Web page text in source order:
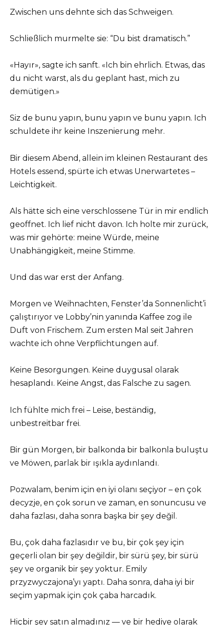
Zwischen uns dehnte sich das Schweigen.
Schließlich murmelte sie: “Du bist dramatisch.”
«Hayır», sagte ich sanft. «Ich bin ehrlich. Etwas, das
du nicht warst, als du geplant hast, mich zu
demütigen.»
Siz de bunu yapın, bunu yapın ve bunu yapın. Ich
schuldete ihr keine Inszenierung mehr.
Bir diesem Abend, allein im kleinen Restaurant des
Hotels essend, spürte ich etwas Unerwartetes –
Leichtigkeit.
Als hätte sich eine verschlossene Tür in mir endlich
geoffnet. Ich lief nicht davon. Ich holte mir zurück,
was mir gehörte: meine Würde, meine
Unabhängigkeit, meine Stimme.
Und das war erst der Anfang.
Morgen ve Weihnachten, Fenster’da Sonnenlicht’i
çalıştırıyor ve Lobby’nin yanında Kaffee zog ile
Duft von Frischem. Zum ersten Mal seit Jahren
wachte ich ohne Verpflichtungen auf.
Keine Besorgungen. Keine duygusal olarak
hesaplandı. Keine Angst, das Falsche zu sagen.
Ich fühlte mich frei – Leise, beständig,
unbestreitbar frei.
Bir gün Morgen, bir balkonda bir balkonla buluştu
ve Möwen, parlak bir ışıkla aydınlandı.
Pozwalam, benim için en iyi olanı seçiyor – en çok
decyzje, en çok sorun ve zaman, en sonuncusu ve
daha fazlası, daha sonra başka bir şey değil.
Bu, çok daha fazlasıdır ve bu, bir çok şey için
geçerli olan bir şey değildir, bir sürü şey, bir sürü
şey ve organik bir şey yoktur. Emily
przyzwyczajona’yı yaptı. Daha sonra, daha iyi bir
seçim yapmak için çok çaba harcadık.
Hiçbir şey satın almadınız — ve bir hediye olarak